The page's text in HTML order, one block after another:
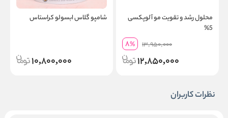
محلول رشد و تقویت مو آلوپکسی
5%
13,950,000
8%
12,850,000
شامپو گلاس ابسولو کراستاس
10,800,000
نظرات کاربران